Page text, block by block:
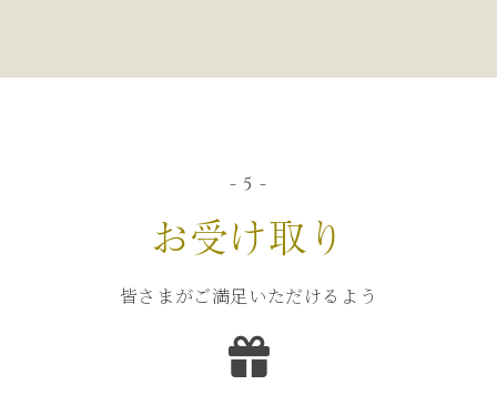
- 5 -
お受け取り
皆さまがご満足いただけるよう